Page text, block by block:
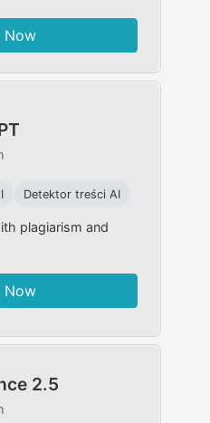
Now
Detektor treści AI
plagiarism and
Now
2.5